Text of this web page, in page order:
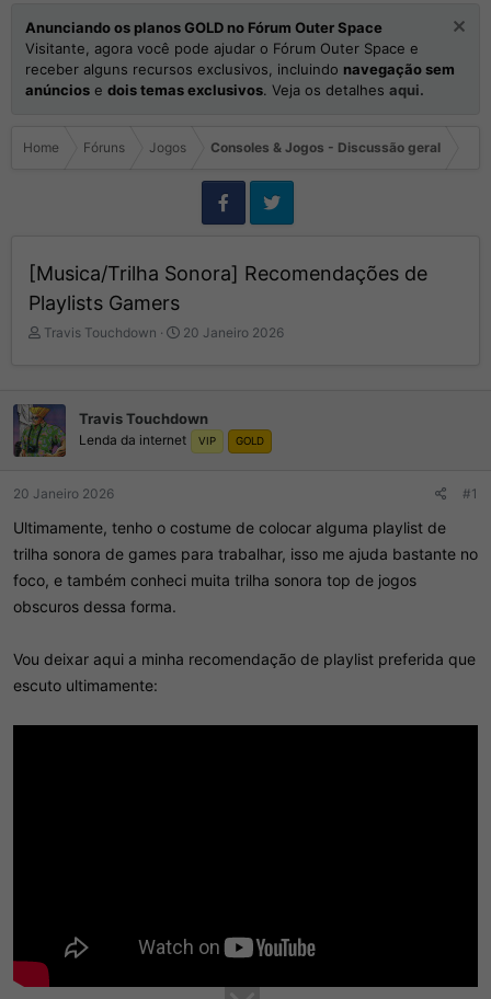
Anunciando os planos GOLD no Fórum Outer Space
Visitante, agora você pode ajudar o Fórum Outer Space e
receber alguns recursos exclusivos, incluindo navegação sem
anúncios e dois temas exclusivos. Veja os detalhes aqui.
Home Fóruns Jogos Consoles & Jogos - Discussão geral
[Musica/Trilha Sonora] Recomendações de
Playlists Gamers
I
i
a
d
r
o
t
p
i
Travis Touchdown
D
I
i
o
20 Janeiro 2026
Travis Touchdown
Lenda da internet VIP GOLD
20 Janeiro 2026 #1
Ultimamente, tenho o costume de colocar alguma playlist de
trilha sonora de games para trabalhar, isso me ajuda bastante no
foco, e também conheci muita trilha sonora top de jogos
obscuros dessa forma.
Vou deixar aqui a minha recomendação de playlist preferida que
escuto ultimamente: